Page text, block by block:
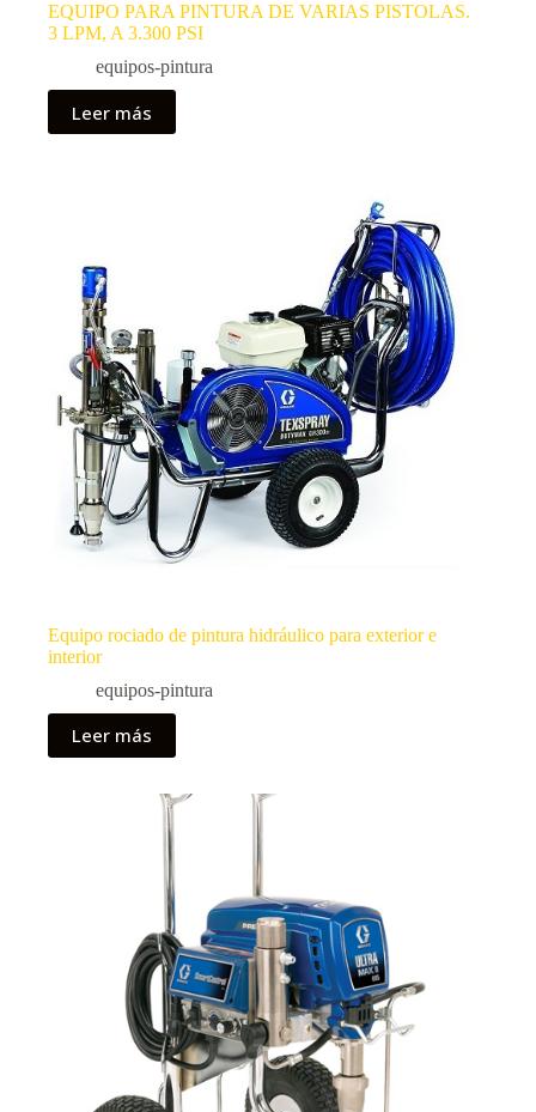
EQUIPO PARA PINTURA DE VARIAS PISTOLAS.
3 LPM, A 3.300 PSI
equipos-pintura
Leer más
Equipo rociado de pintura hidráulico para exterior e
interior
equipos-pintura
Leer más